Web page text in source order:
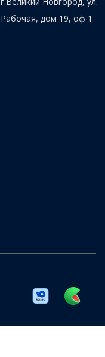
Рабочая, дом 19, оф 1